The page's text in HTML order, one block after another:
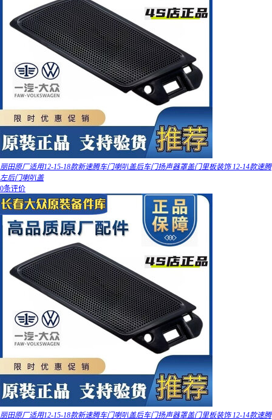
丽田原厂适用12-15-18款新速腾车门喇叭盖后车门扬声器罩盖门里板装饰 12-14款速腾
左后门喇叭盖
0条评价
丽田原厂适用12-15-18款新速腾车门喇叭盖后车门扬声器罩盖门里板装饰 12-14款速腾